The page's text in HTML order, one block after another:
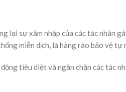
lại sự xâm nhập của các tác nhân
miễn dịch, là hàng rào bảo vệ tự
tiêu diệt và ngăn chặn các tác